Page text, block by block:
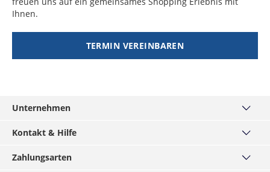
Ihnen.
TERMIN VEREINBAREN
Unternehmen
MÄNNERKARTE
Kontakt & Hilfe
Zahlungsarten